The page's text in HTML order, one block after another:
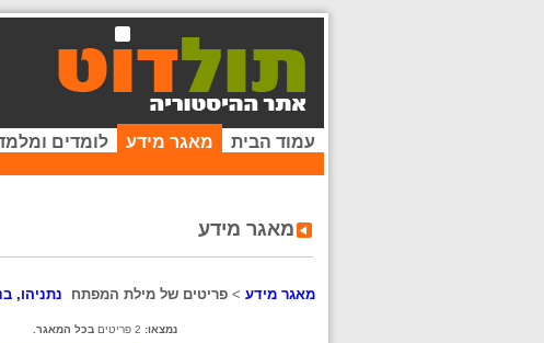
עמוד הבית מאגר מידע לומדים
מאגר מידע
מאגר מידע > פריטים של מילת המפתח נתניהו,
נמצאו: בכל המאגר.